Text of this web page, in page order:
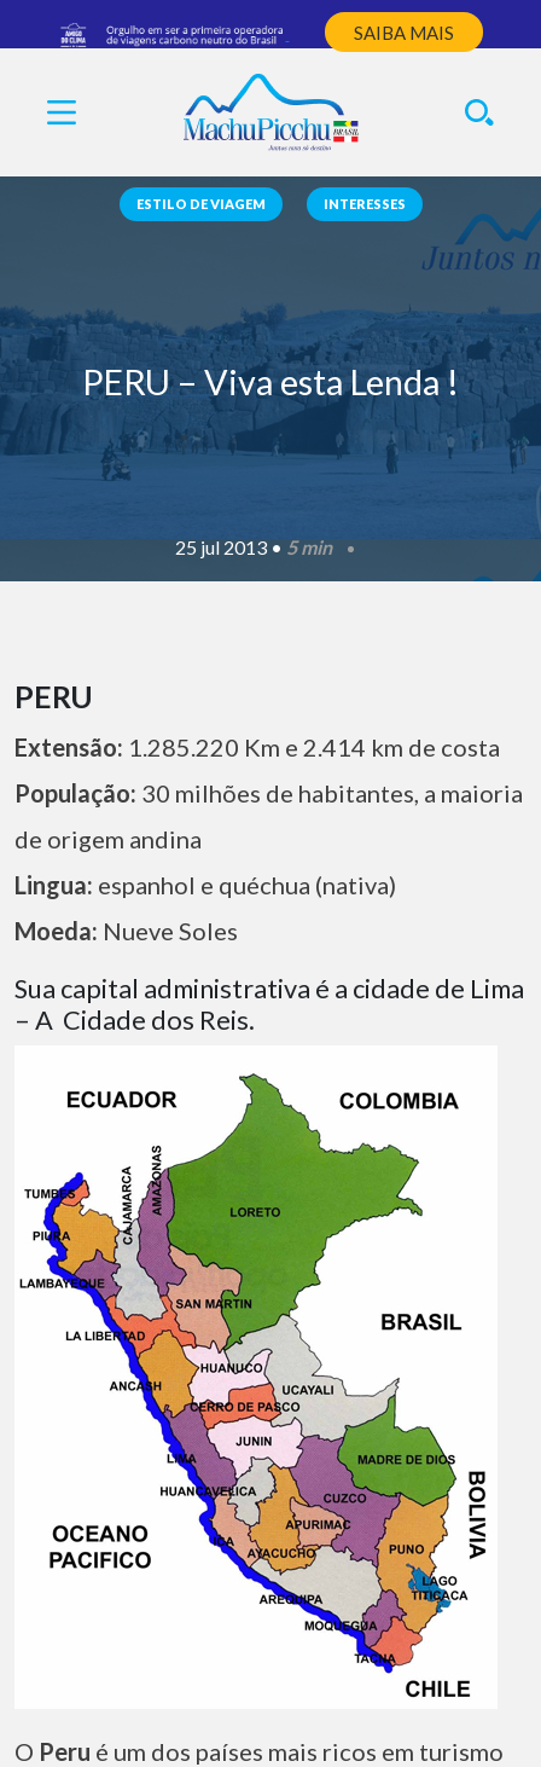
SAIBA MAIS
ESTILO DE VIAGEM INTERESSES
PERU – Viva esta Lenda !
25 jul 2013 •5 min
PERU
Extensão: 1.285.220 Km e 2.414 km de costa
População: 30 milhões de habitantes, a maioria
de origem andina
Lingua: espanhol e quéchua (nativa)
Moeda: Nueve Soles
Sua capital administrativa é a cidade de Lima
– A Cidade dos Reis.
O Peru é um dos países mais ricos em turismo